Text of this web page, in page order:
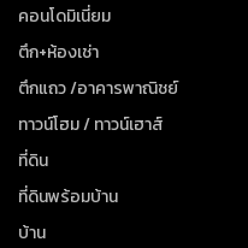
คอนโดมิเนี่ยม
ตึก+ห้องเช่า
ตึกแถว /อาคารพาณิชย์
ทาวน์โฮม / ทาวน์เฮาส์
ที่ดิน
ที่ดินพร้อมบ้าน
บ้าน